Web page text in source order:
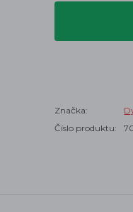
Značka:
Číslo produktu: